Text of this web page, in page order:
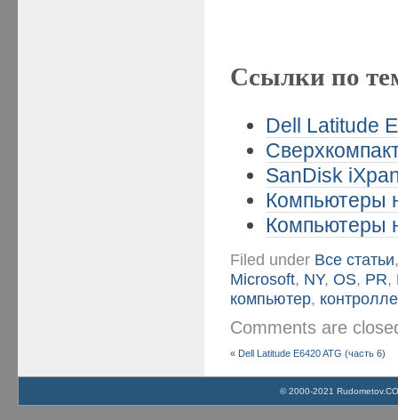
Ссылки по
Dell Latitude
SanDisk
Компьютеры
Компьютеры
Filed under Все статьи
Microsoft, NY,OS, PR,
компьютер,
Comments are
« Dell Latitude E6420 ATG (часть 6)
© 2000-2021